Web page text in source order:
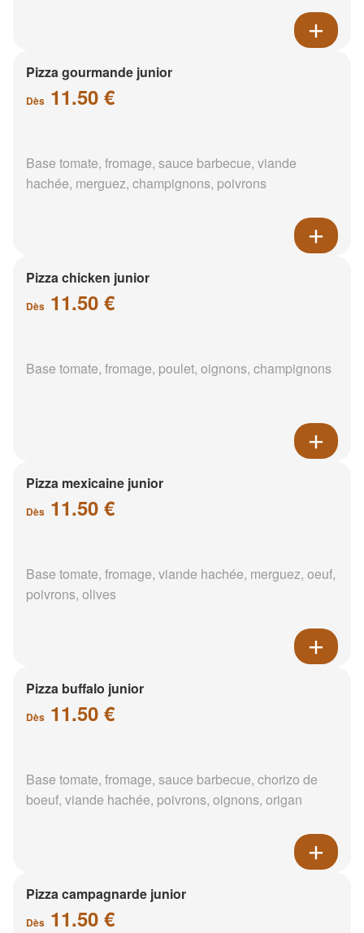
Pizza gourmande junior
Dès 11.50 €
Base tomate, fromage, sauce barbecue, viande
hachée, merguez, champignons, poivrons
Pizza chicken junior
Dès 11.50 €
Base tomate, fromage, poulet, oignons, champignons
Pizza mexicaine junior
Dès 11.50 €
Base tomate, fromage, viande hachée, merguez, oeuf,
poivrons, olives
Pizza buffalo junior
Dès 11.50 €
Base tomate, fromage, sauce barbecue, chorizo de
boeuf, viande hachée, poivrons, oignons, origan
Pizza campagnarde junior
Dès 11.50 €